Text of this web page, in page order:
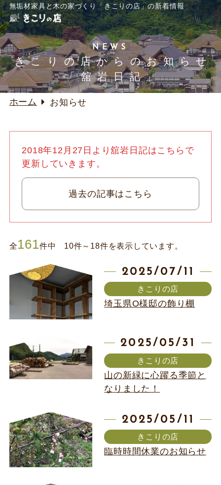
無垢材家具と木の家づくり「きこりの店」の新着情報
NEWS
きこりの店からのお知らせ
「舘岩日記」
ホーム お知らせ
2018年12月27日より舘岩日記はこちらで
更新していきます。
過去の記事はこちら
全161件中 10件～18件を表示しています。
2025/07/11
きこりの店
埼玉県O様邸の飾り棚
2025/05/31
きこりの店
山の新緑に心躍る季節と
なりました！
2025/05/11
きこりの店
臨時時間休業のお知らせ